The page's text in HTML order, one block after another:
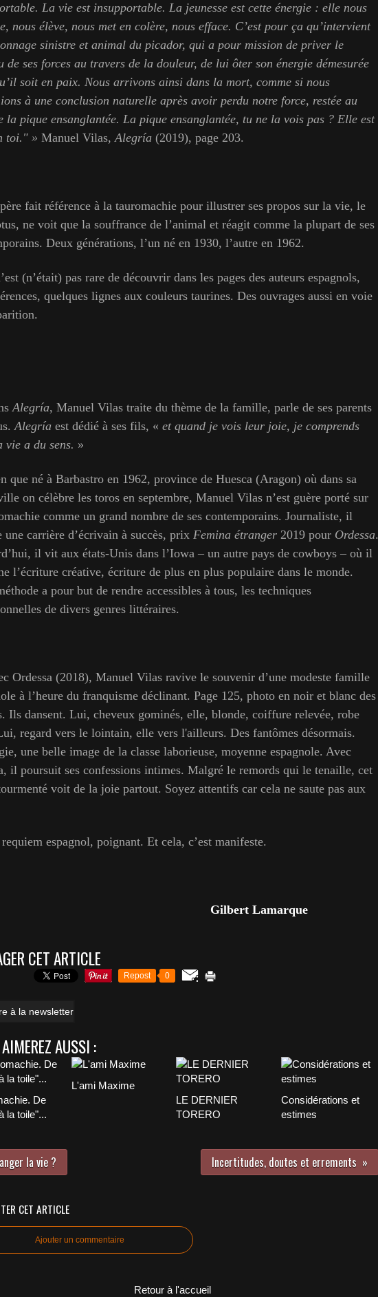
La vie est insupportable. La jeunesse est cette énergie : elle nous
nous élève, nous met en colère, nous efface. C’est pour ça qu’intervient
sinistre et animal du picador, qui a pour mission de priver le
de ses forces au travers de la douleur, de lui ôter son énergie démesurée
soit en paix. Nous arrivons ainsi dans la mort, comme si nous
à une conclusion naturelle après avoir perdu notre force, restée au
la pique ensanglantée. La pique ensanglantée, tu ne la vois pas ? Elle est
toi." » Manuel Vilas,Alegría (2019), page 203.
fait référence à la tauromachie pour illustrer ses propos sur la vie, le
ne voit que la souffrance de l’animal et réagit comme la plupart de ses
Deux générations, l’un né en 1930, l’autre en 1962.
(n’était) pas rare de découvrir dans les pages des auteurs espagnols,
quelques lignes aux couleurs taurines. Des ouvrages aussi en voie
Alegría, Manuel Vilas traite du thème de la famille, parle de ses parents
Alegría est dédié à ses fils, « et quand je vois leur joie, je comprends
vie a du sens. »
né à Barbastro en 1962, province de Huesca (Aragon) où dans sa
on célèbre les toros en septembre, Manuel Vilas n’est guère porté sur
comme un grand nombre de ses contemporains. Journaliste, il
une carrière d’écrivain à succès, prix Femina étranger 2019 pour Ordessa.
il vit aux états-Unis dans l’Iowa – un autre pays de cowboys – où il
l’écriture créative, écriture de plus en plus populaire dans le monde.
a pour but de rendre accessibles à tous, les techniques
de divers genres littéraires.
(2018), Manuel Vilas ravive le souvenir d’une modeste famille
à l’heure du franquisme déclinant. Page 125, photo en noir et blanc des
Ils dansent. Lui, cheveux gominés, elle, blonde, coiffure relevée, robe
regard vers le lointain, elle vers l'ailleurs. Des fantômes désormais.
une belle image de la classe laborieuse, moyenne espagnole. Avec
il poursuit ses confessions intimes. Malgré le remords qui le tenaille, cet
voit de la joie partout. Soyez attentifs car cela ne saute pas aux
espagnol, poignant. Et cela, c’est manifeste.
Gilbert Lamarque
CET ARTICLE
Repost 0
à la newsletter
AUSSI :
De
la toile"...
L'ami Maxime
LE DERNIER
TORERO
Considérations et
estimes
la vie ? Incertitudes, doutes et errements
CET ARTICLE
Ajouter un commentaire
Retour à l'accueil